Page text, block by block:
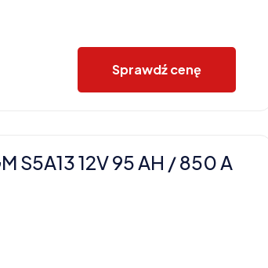
Sprawdź cenę
S5A13 12V 95 AH / 850 A